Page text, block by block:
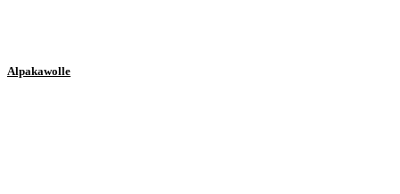
Alpakawolle